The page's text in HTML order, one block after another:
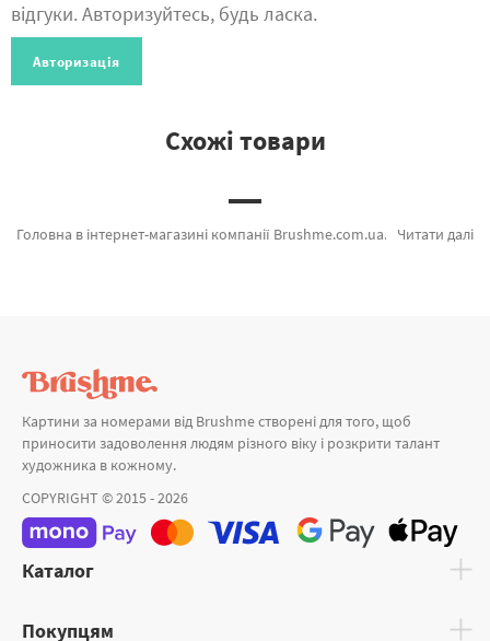
відгуки. Авторизуйтесь, будь ласка.
Авторизація
Схожі товари
Читати далі
Головна в інтернет-магазині компанії Brushme.com.ua. Тут є можливість швидко замовити Картина за номерами Пірати Солом'яного Капелюха від провідного бренду Brushme який дивує оригінальністю. Будь-який товар з лінійки «» підтверджений довірою покупців та спеціалістів. Фламінговий цвіт, Магнолія у цвіту и Мушля життя а также хороший вибір товарів за привабливими цінами. Замовляючи Сім'я та картина за номерами кошенята, швидка відправка Слов'янськ або інші міста. Олень або картини за номерами пальми, придбайте прямо зараз!
Картини за номерами від Brushme створені для того, щоб
приносити задоволення людям різного віку і розкрити талант
художника в кожному.
COPYRIGHT © 2015 - 2026
Каталог
Покупцям